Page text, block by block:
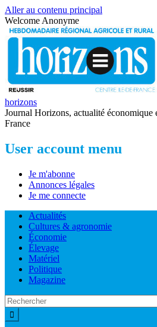
Aller au contenu principal
Welcome Anonyme
horizons
Journal Horizons, actualité économique
France
User account menu
Je m'abonne
Annonces légales
Je me connecte
Actualités
Cultures & agronomie
Économie
Élevage
Matériel
Politique
Magazine